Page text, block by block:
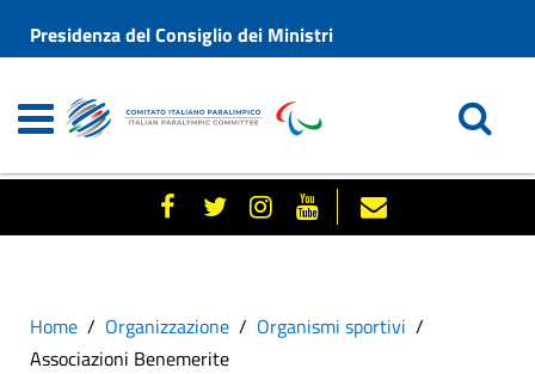
Presidenza del Consiglio dei Ministri
Home Organizzazione
Organismi sportivi
Associazioni Benemerite